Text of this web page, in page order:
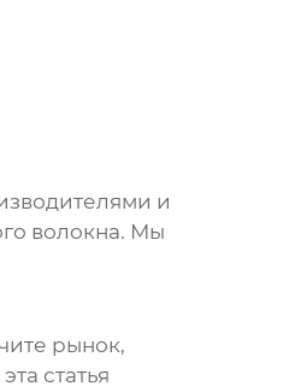
и
волокна. Мы
рынок,
статья